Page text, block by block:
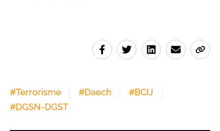
#Terrorisme #Daech #BCIJ
#DGSN-DGST